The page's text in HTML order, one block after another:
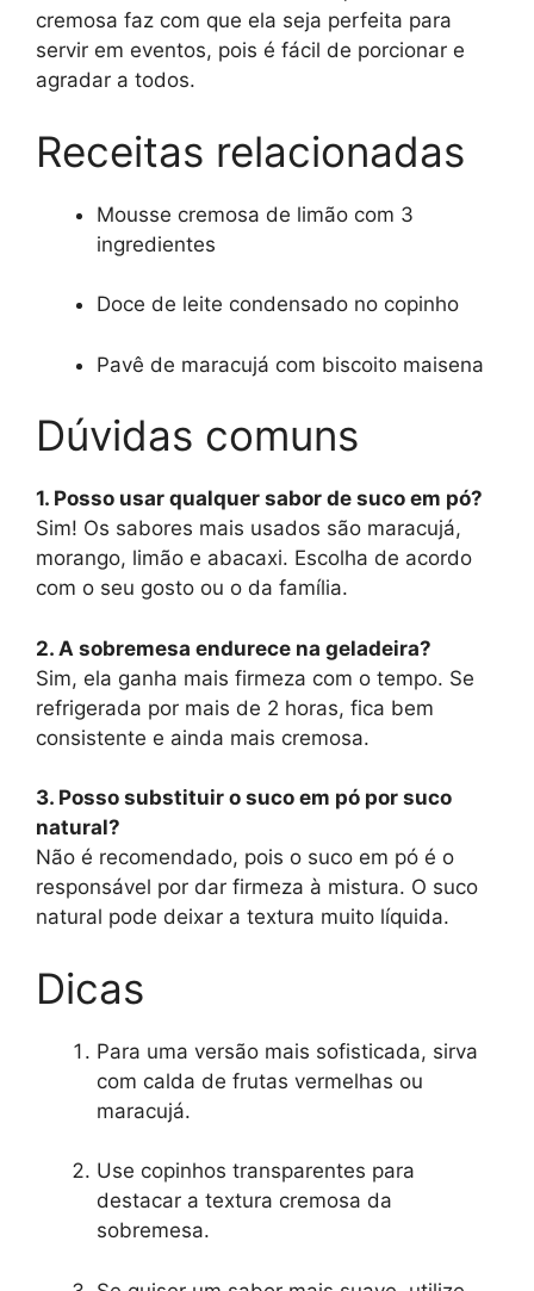
cremosa faz com que ela seja perfeita para
servir em eventos, pois é fácil de porcionar e
agradar a todos.
Receitas relacionadas
Mousse cremosa de limão com 3
ingredientes
Doce de leite condensado no copinho
Pavê de maracujá com biscoito maisena
Dúvidas comuns
1. Posso usar qualquer sabor de suco em pó?
Sim! Os sabores mais usados são maracujá,
morango, limão e abacaxi. Escolha de acordo
com o seu gosto ou o da família.
2. A sobremesa endurece na geladeira?
Sim, ela ganha mais firmeza com o tempo. Se
refrigerada por mais de 2 horas, fica bem
consistente e ainda mais cremosa.
3. Posso substituir o suco em pó por suco
natural?
Não é recomendado, pois o suco em pó é o
responsável por dar firmeza à mistura. O suco
natural pode deixar a textura muito líquida.
Dicas
Para uma versão mais sofisticada, sirva
com calda de frutas vermelhas ou
maracujá.
Use copinhos transparentes para
destacar a textura cremosa da
sobremesa.